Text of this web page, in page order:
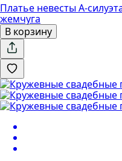
Платье невесты А-
жемчуга
В корзину